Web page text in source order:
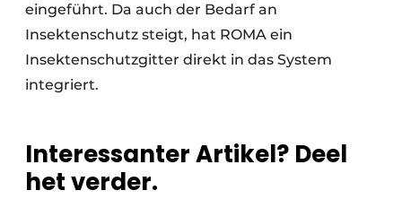
eingeführt. Da auch der Bedarf an
Insektenschutz steigt, hat ROMA ein
Insektenschutzgitter direkt in das System
integriert.
Interessanter Artikel? Deel
het verder.